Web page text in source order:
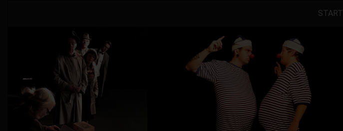
START